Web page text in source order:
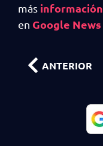
más información
en Google News
ANTERIOR